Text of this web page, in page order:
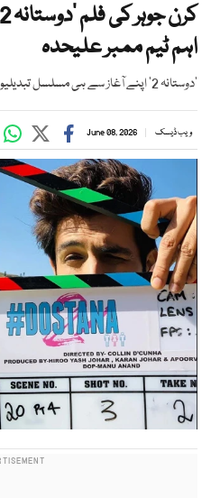
اہم ٹیم ممبر علیحدہ
’دوستانہ 2‘ اپنے آغاز سے ہی مسلسل تبدیلیوں اور غیر یقینی صورتحال کا شکار ہے
ویب ڈیسک June 08, 2026